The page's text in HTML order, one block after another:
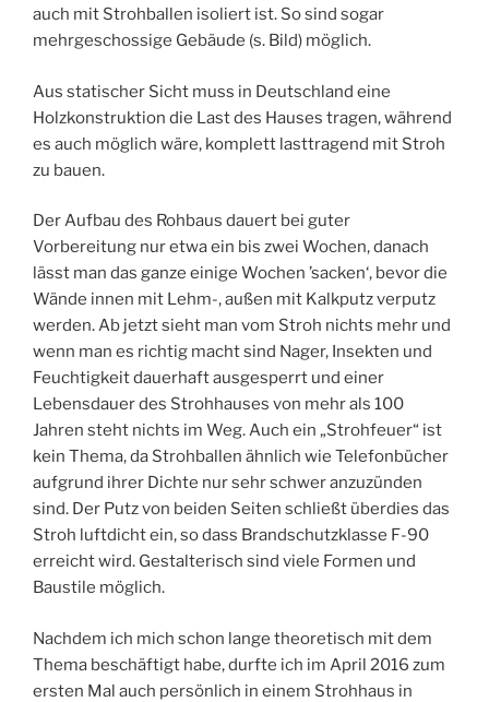
auch mit Strohballen isoliert ist. So sind sogar
mehrgeschossige Gebäude (s. Bild) möglich.
Aus statischer Sicht muss in Deutschland eine
Holzkonstruktion die Last des Hauses tragen, während
es auch möglich wäre, komplett lasttragend mit Stroh
zu bauen.
Der Aufbau des Rohbaus dauert bei guter
Vorbereitung nur etwa ein bis zwei Wochen, danach
lässt man das ganze einige Wochen ’sacken‘, bevor die
Wände innen mit Lehm-, außen mit Kalkputz verputz
werden. Ab jetzt sieht man vom Stroh nichts mehr und
wenn man es richtig macht sind Nager, Insekten und
Feuchtigkeit dauerhaft ausgesperrt und einer
Lebensdauer des Strohhauses von mehr als 100
Jahren steht nichts im Weg. Auch ein „Strohfeuer“ ist
kein Thema, da Strohballen ähnlich wie Telefonbücher
aufgrund ihrer Dichte nur sehr schwer anzuzünden
sind. Der Putz von beiden Seiten schließt überdies das
Stroh luftdicht ein, so dass Brandschutzklasse F-90
erreicht wird. Gestalterisch sind viele Formen und
Baustile möglich.
Nachdem ich mich schon lange theoretisch mit dem
Thema beschäftigt habe, durfte ich im April 2016 zum
ersten Mal auch persönlich in einem Strohhaus in